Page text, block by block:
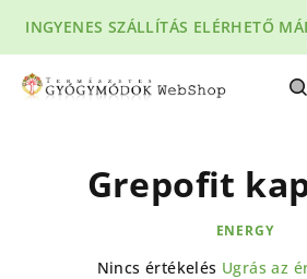
fő
tartalomhoz
INGYENES SZÁLLÍTÁS ELÉRHETŐ
Grepofit
ENERGY
A
Nincs értékelés Ugrás az